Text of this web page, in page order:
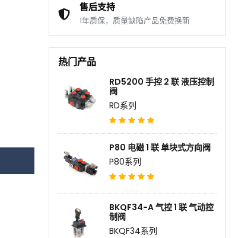
售后支持
1年质保，质量缺陷产品免费换新
热门产品
RD5200 手控 2 联 液压控制
阀
RD系列
P80 电磁 1 联 单块式方向阀
P80系列
BKQF34-A 气控 1 联 气动控
制阀
BKQF34系列